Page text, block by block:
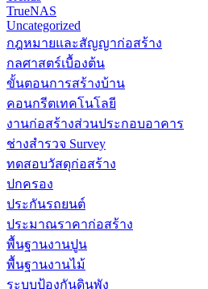
TrueNAS
Uncategorized
กฎหมายและสัญญาก่อสร้าง
กลศาสตร์เบื้องต้น
ขั้นตอนการสร้างบ้าน
คอนกรีตเทคโนโลยี
งานก่อสร้างส่วนประกอบอาคาร
ช่างสำรวจ Survey
ทดสอบวัสดุก่อสร้าง
ปกครอง
ประกันรถยนต์
ประมาณราคาก่อสร้าง
พื้นฐานงานปูน
พื้นฐานงานไม้
ระบบป้องกันดินพัง